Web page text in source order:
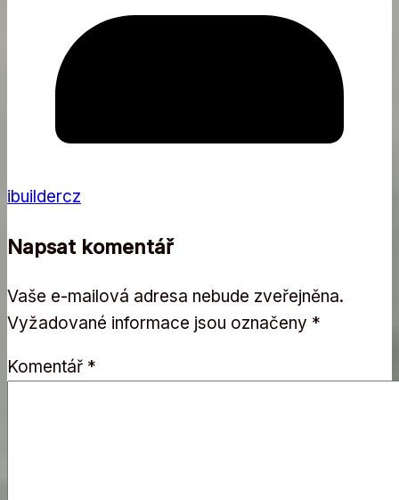
ibuildercz
Napsat komentář
Vaše e-mailová adresa nebude zveřejněna.
Vyžadované informace jsou označeny *
Komentář *